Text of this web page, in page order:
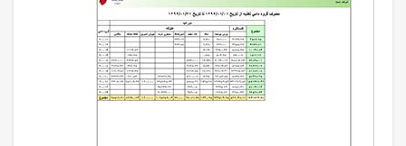
گزارشات مديريت دامپروري
باروري
بهاربند
بيمه
تست پزشكي